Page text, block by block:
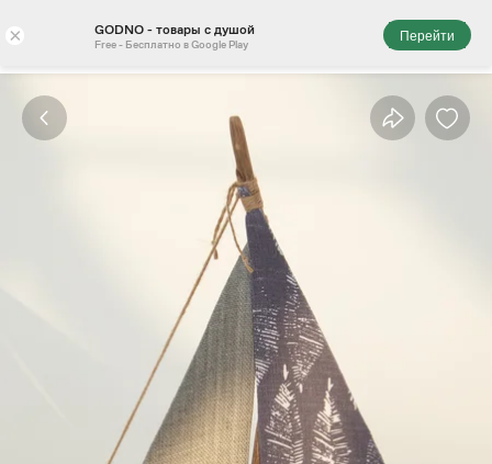
× GODNO - товары с душой
Free - Бесплатно в Google Play
Перейти